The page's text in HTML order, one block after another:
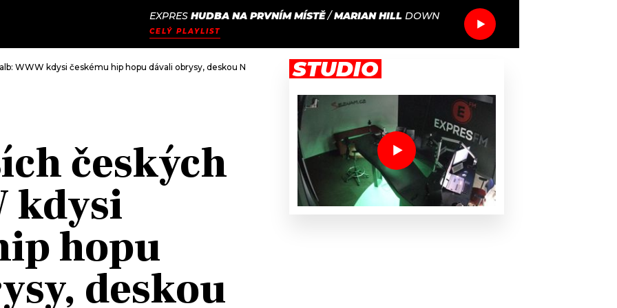
EXPRES HUDBA NA PRVNÍM MÍSTĚ/MARIAN HILL DOWN
CELÝ PLAYLIST
WWW kdysi českému hip hopu dávali obrysy, deskou Neurobeat ukázali cestu, kudy dál
českých
kdysi
hopu
deskou
STUDIO